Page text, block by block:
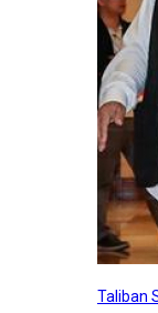
Taliban